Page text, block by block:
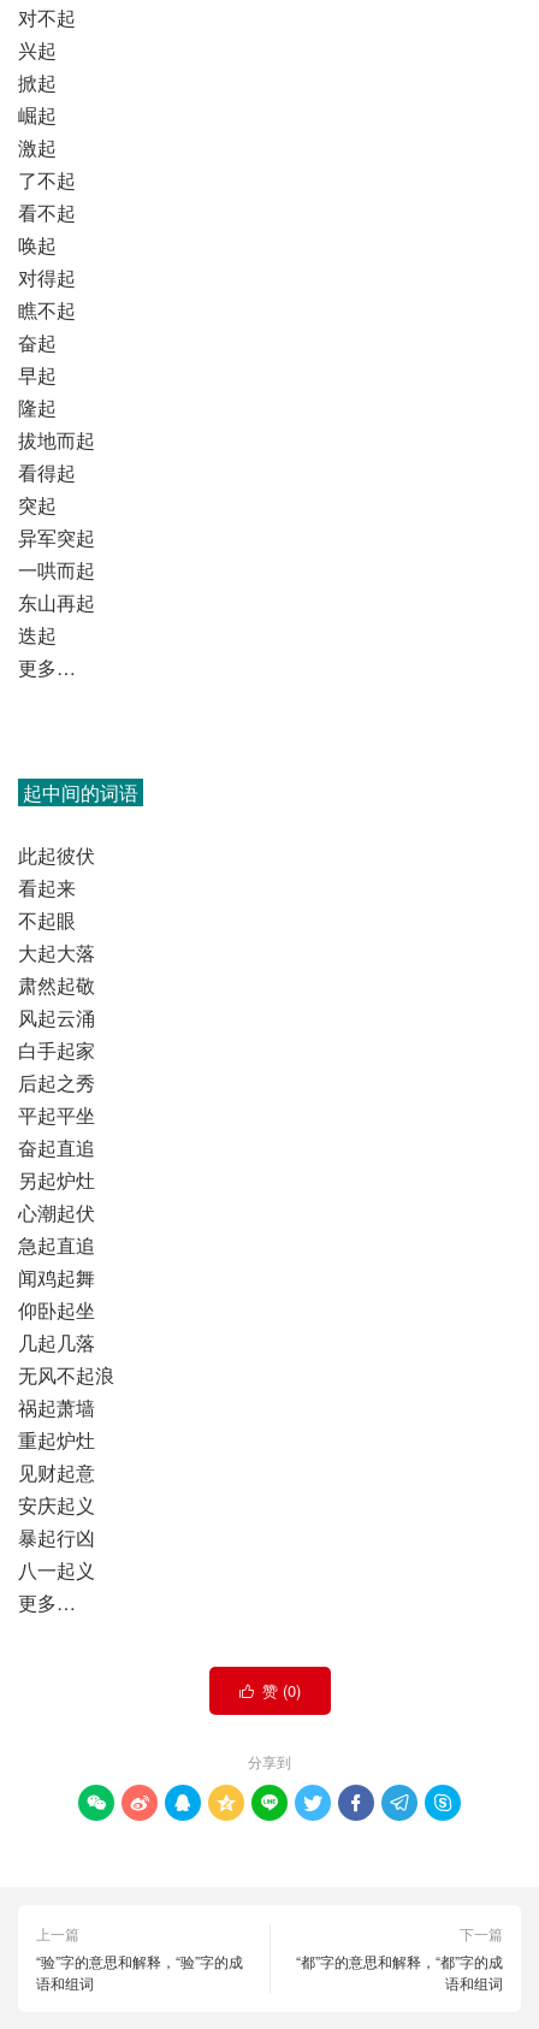
对不起
兴起
掀起
崛起
激起
了不起
看不起
唤起
对得起
瞧不起
奋起
早起
隆起
拔地而起
看得起
突起
异军突起
一哄而起
东山再起
迭起
更多…
起中间的词语
此起彼伏
看起来
不起眼
大起大落
肃然起敬
风起云涌
白手起家
后起之秀
平起平坐
奋起直追
另起炉灶
心潮起伏
急起直追
闻鸡起舞
仰卧起坐
几起几落
无风不起浪
祸起萧墙
重起炉灶
见财起意
安庆起义
暴起行凶
八一起义
更多…
 赞 (0)
分享到
        
上一篇
“验”字的意思和解释，“验”字的成
语和组词
下一篇
“都”字的意思和解释，“都”字的成
语和组词